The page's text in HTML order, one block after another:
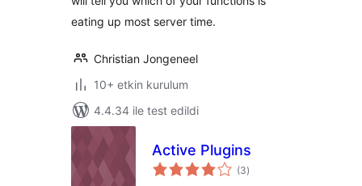
eating up most server time.
Christian Jongeneel
10+ etkin kurulum
4.4.34 ile test edildi
Active Plugins
(3toplam
puan
)